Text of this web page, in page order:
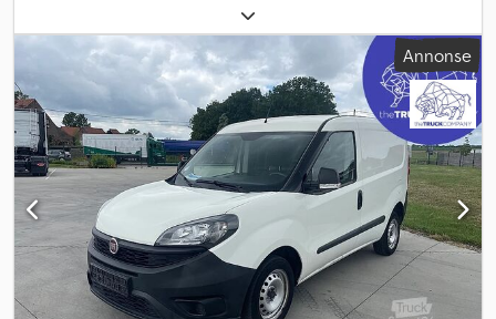
, første registrering:
lasteromslengde:2 170 mm, lasteromshøyde:1 300 mm,
lasteromsvolum:
4 m³ , drivstofftank kapasitet:
, CO₂-utslipp:
, utslippsklasse:Euro 6, antall seter:3, Byggeår:2018,
Utstyr:
ABS, aircondition, antispinnsystem, elektronisk
stabilitetsprogram (ESP), immobilisersystem, kjørecomputer,
navigasjonssystem, parkeringssensorer, sentral låsing,
servostyring, skyvedør, tåkelys,
Annonse